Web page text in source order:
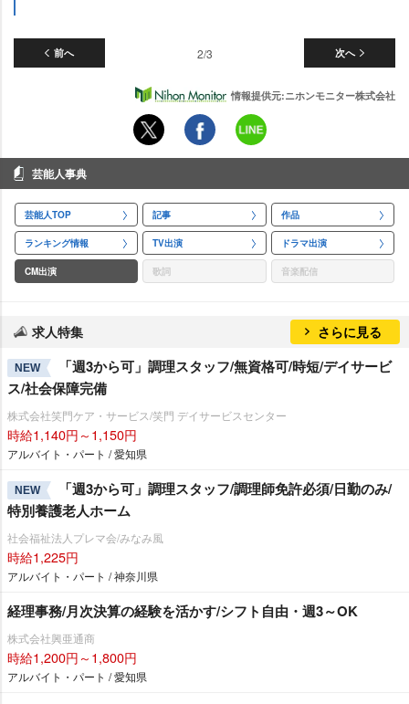
前へ 次へ
2/3
情報提供元:ニホンモニター株式会社
芸能人事典
芸能人TOP 記事 作品
ランキング情報 TV出演 ドラマ出演
CM出演 歌詞 音楽配信
求人特集 さらに見る
NEW
「週3から可」調理スタッフ/無資格可/時短/デイサービ
ス/社会保障完備
株式会社笑門ケア・サービス/笑門 デイサービスセンター
時給1,140円～1,150円
アルバイト・パート / 愛知県
NEW
「週3から可」調理スタッフ/調理師免許必須/日勤のみ/
特別養護老人ホーム
社会福祉法人プレマ会/みなみ風
時給1,225円
アルバイト・パート / 神奈川県
経理事務/月次決算の経験を活かす/シフト自由・週3～OK
株式会社興亜通商
時給1,200円～1,800円
アルバイト・パート / 愛知県